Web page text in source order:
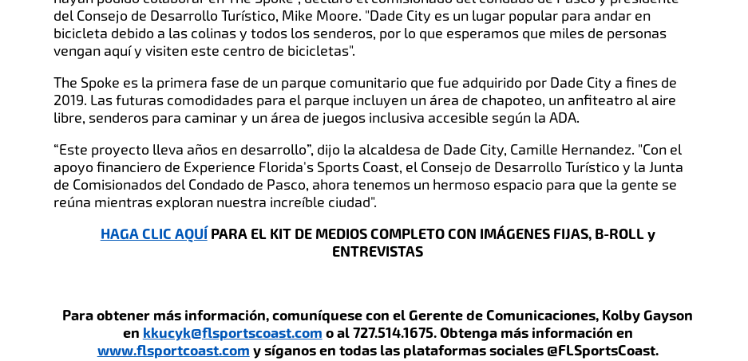
del Consejo de Desarrollo Turístico, Mike Moore. "Dade City es un lugar popular para andar en
bicicleta debido a las colinas y todos los senderos, por lo que esperamos que miles de personas
vengan aquí y visiten este centro de bicicletas".
The Spoke es la primera fase de un parque comunitario que fue adquirido por Dade City a fines de
2019. Las futuras comodidades para el parque incluyen un área de chapoteo, un anfiteatro al aire
libre, senderos para caminar y un área de juegos inclusiva accesible según la ADA.
“Este proyecto lleva años en desarrollo”, dijo la alcaldesa de Dade City, Camille Hernandez. "Con el
apoyo financiero de Experience Florida's Sports Coast, el Consejo de Desarrollo Turístico y la Junta
de Comisionados del Condado de Pasco, ahora tenemos un hermoso espacio para que la gente se
reúna mientras exploran nuestra increíble ciudad".
HAGA CLIC AQUÍ PARA EL KIT DE MEDIOS COMPLETO CON IMÁGENES FIJAS, B-ROLL y
ENTREVISTAS
Para obtener más información, comuníquese con el Gerente de Comunicaciones, Kolby Gayson
en kkucyk@flsportscoast.com o al 727.514.1675. Obtenga más información en
www.flsportcoast.com y síganos en todas las plataformas sociales @FLSportsCoast.